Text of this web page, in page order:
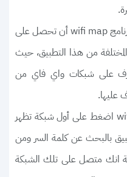
يمكنك أيضًا من خلال تحميل برنامج wifi map أن تحصل على
من هذا التطبيق، حيث
على شبكات واي فاي من
عليها.
قم بالدخول إلى برنامج wifi map اضغط على أول شبكة تظهر
بالبحث عن كلمة السر ومن
انك متصل على تلك الشبكة